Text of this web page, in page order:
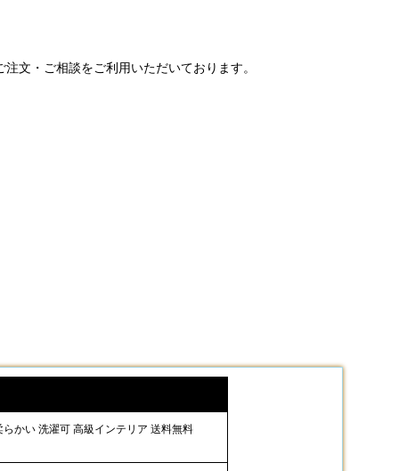
文・ご相談をご利用いただいております。
かい 洗濯可 高級インテリア 送料無料